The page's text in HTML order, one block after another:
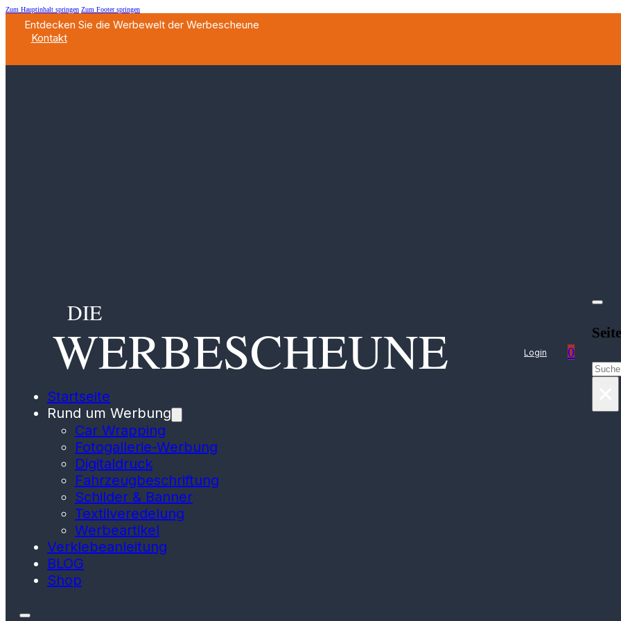
Zum Hauptinhalt springen Zum Footer springen
Entdecken Sie die Werbewelt der Werbescheune
Kontakt
DIE
WERBESCHEUNE Login 0
Suchen
Startseite
Rund um Werbung
Car Wrapping
Fotogallerie-Werbung
Digitaldruck
Fahrzeugbeschriftung
Schilder & Banner
Textilveredelung
Werbeartikel
Verklebeanleitung
BLOG
Shop